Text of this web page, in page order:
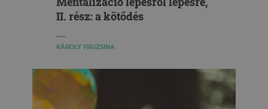
II. rész: a kötődés
KÁROLY FRUZSINA